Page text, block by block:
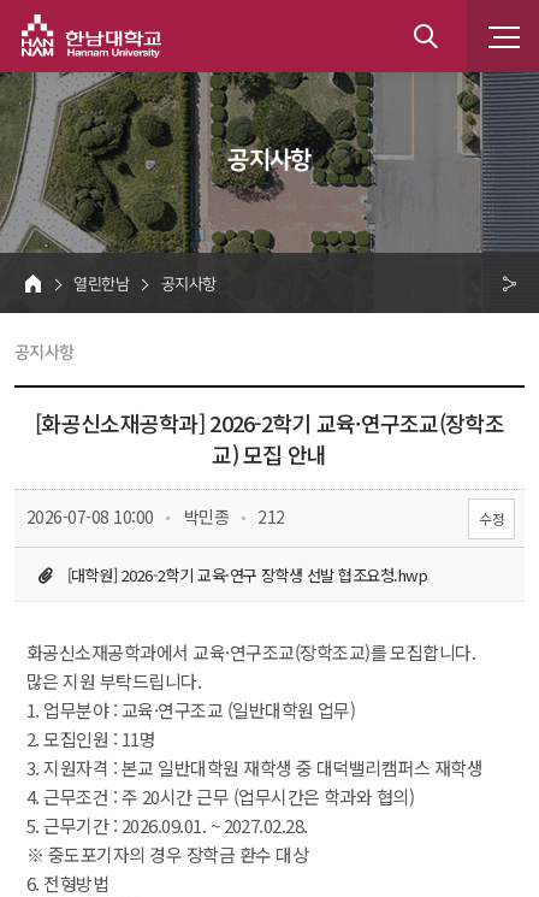
통
공지사항
HOME
열린한남 공지사항
유
공지사항
[화공신소재공학과] 2026-2학기 교육·연구조교(장학조
교) 모집 안내
2026-07-08 10:00 박민종 212 수정
[대학원] 2026-2학기 교육·연구 장학생 선발 협조요청.hwp
화공신소재공학과에서 교육·연구조교(장학조교)를 모집합니다.
많은 지원 부탁드립니다.
1. 업무분야 : 교육·연구조교 (일반대학원 업무)
2. 모집인원 : 11명
3. 지원자격 : 본교 일반대학원 재학생 중 대덕밸리캠퍼스 재학생
4. 근무조건 : 주 20시간 근무 (업무시간은 학과와 협의)
5. 근무기간 : 2026.09.01. ~ 2027.02.28.
※ 중도포기자의 경우 장학금 환수 대상
6. 전형방법